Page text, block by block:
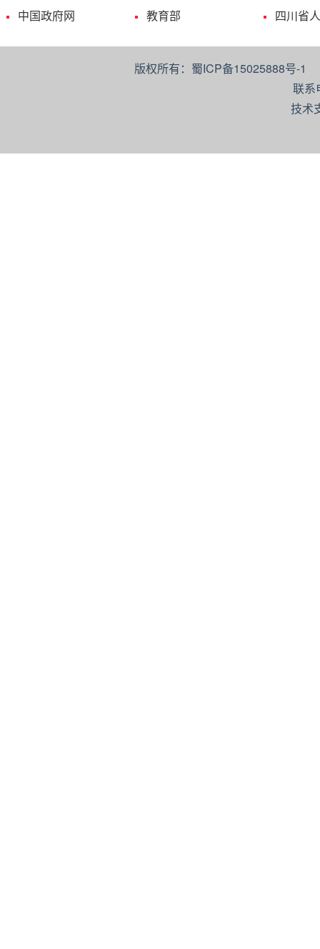
中国政府网 教育部 四川省
版权所有：蜀ICP备15025888号-
联系
技术